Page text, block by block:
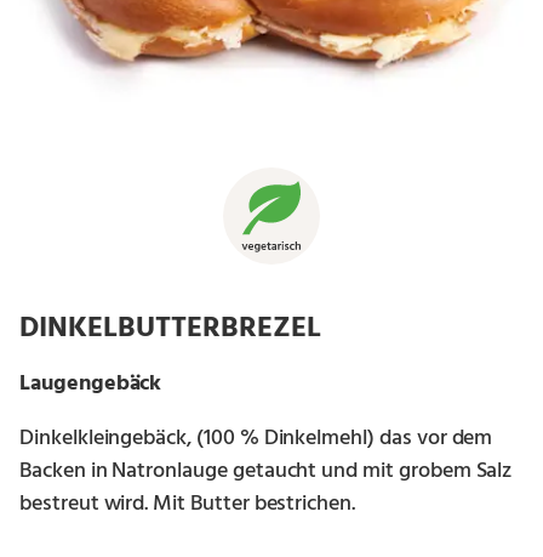
DINKELBUTTERBREZEL
Laugengebäck
Dinkelkleingebäck, (100 % Dinkelmehl) das vor dem
Backen in Natronlauge getaucht und mit grobem Salz
bestreut wird. Mit Butter bestrichen.